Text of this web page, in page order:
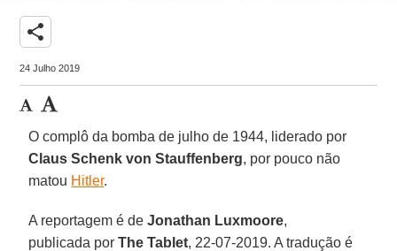
share
24 Julho 2019
O complô da bomba de julho de 1944, liderado por
Claus Schenk von Stauffenberg, por pouco não
matou Hitler.
A reportagem é deJonathan Luxmoore,
publicada porThe Tablet, 22-07-2019. A tradução é